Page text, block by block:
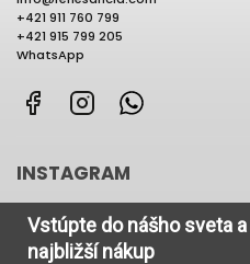
+421 911 760 799
+421 915 799 205
WhatsApp
FacebookInstagram
INSTAGRAM
Vstúpte do nášho sveta
najbližší nákup